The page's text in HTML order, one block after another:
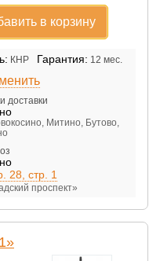
в корзину
КНР Гарантия: 12 мес.
доставки
Митино, Бутово,
28, стр. 1
проспект»